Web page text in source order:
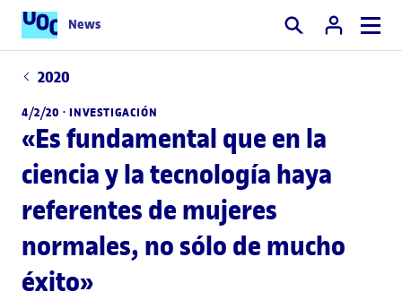
News Buscar
2020
4/2/20 ·INVESTIGACIÓN
«Es fundamental que en la
ciencia y la tecnología haya
referentes de mujeres
normales, no sólo de mucho
éxito»